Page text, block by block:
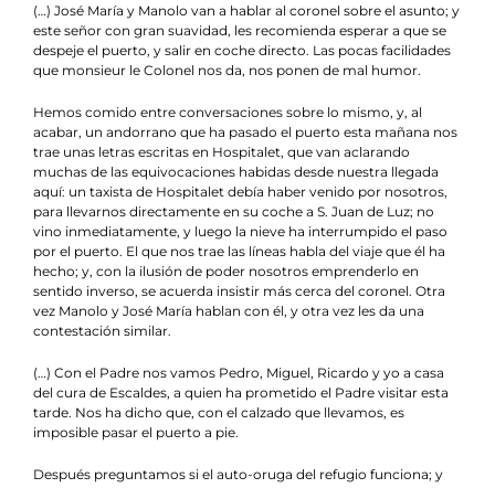
(…) José María y Manolo van a hablar al coronel sobre el asunto; y
este señor con gran suavidad, les recomienda esperar a que se
despeje el puerto, y salir en coche directo. Las pocas facilidades
que monsieur le Colonel nos da, nos ponen de mal humor.
Hemos comido entre conversaciones sobre lo mismo, y, al
acabar, un andorrano que ha pasado el puerto esta mañana nos
trae unas letras escritas en Hospitalet, que van aclarando
muchas de las equivocaciones habidas desde nuestra llegada
aquí: un taxista de Hospitalet debía haber venido por nosotros,
para llevarnos directamente en su coche a S. Juan de Luz; no
vino inmediatamente, y luego la nieve ha interrumpido el paso
por el puerto. El que nos trae las líneas habla del viaje que él ha
hecho; y, con la ilusión de poder nosotros emprenderlo en
sentido inverso, se acuerda insistir más cerca del coronel. Otra
vez Manolo y José María hablan con él, y otra vez les da una
contestación similar.
(…) Con el Padre nos vamos Pedro, Miguel, Ricardo y yo a casa
del cura de Escaldes, a quien ha prometido el Padre visitar esta
tarde. Nos ha dicho que, con el calzado que llevamos, es
imposible pasar el puerto a pie.
Después preguntamos si el auto-oruga del refugio funciona; y